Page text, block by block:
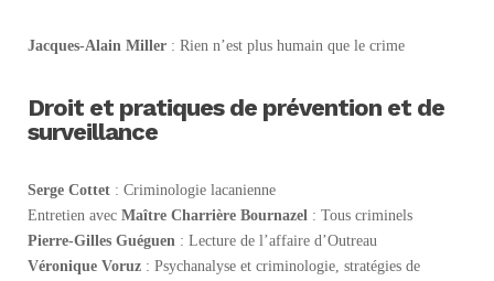
Jacques-Alain Miller : Rien n’est plus humain que le crime
Droit et pratiques de prévention et de
surveillance
Serge Cottet : Criminologie lacanienne
Entretien avec Maître Charrière Bournazel : Tous criminels
Pierre-Gilles Guéguen : Lecture de l’affaire d’Outreau
Véronique Voruz : Psychanalyse et criminologie, stratégies de